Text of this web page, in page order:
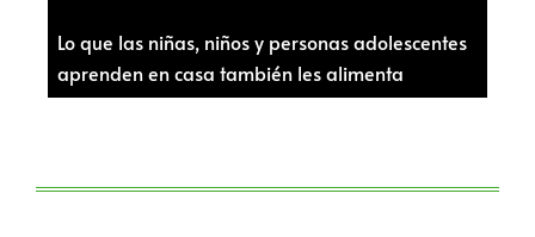
Lo que las niñas, niños y personas adolescentes
aprenden en casa también les alimenta